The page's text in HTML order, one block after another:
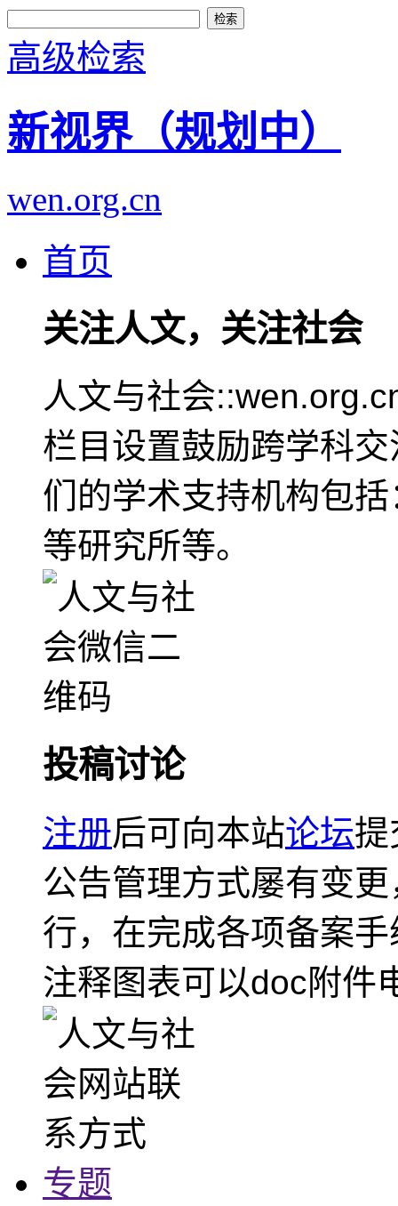
高级检索
新视界（规划中）
wen.org.cn
首页
关注人文，关注社会
人文与社会
栏目设置鼓励跨学科
们的学术支持机构包
等研究所等。
投稿讨论
注册后可向本站论坛提
公告管理方式屡有变
行，在完成各项备案
注释图表可以doc附件
专题